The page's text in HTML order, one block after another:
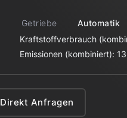
Getriebe
Automatik
Kraftstoffverbrauch
Emissionen (kombiniert):
Direkt Anfragen